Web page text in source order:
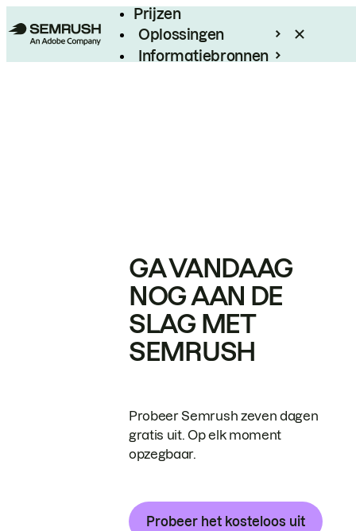
Prijzen
Oplossingen
Informatiebronnen
GA VANDAAG
NOG AAN DE
SLAG MET
SEMRUSH
Probeer Semrush zeven dagen
gratis uit. Op elk moment
opzegbaar.
Probeer het kosteloos uit